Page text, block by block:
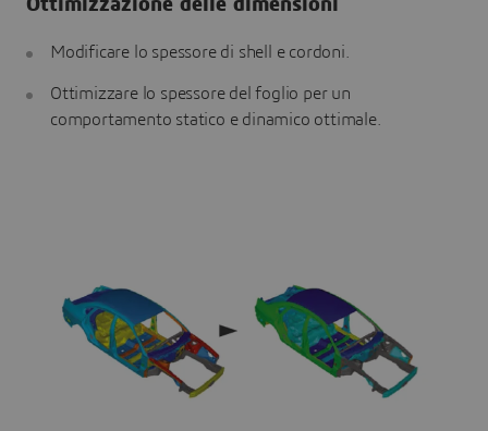
Ottimizzazione delle dimensioni
Modificare lo spessore di shell e cordoni.
Ottimizzare lo spessore del foglio per un
comportamento statico e dinamico ottimale.